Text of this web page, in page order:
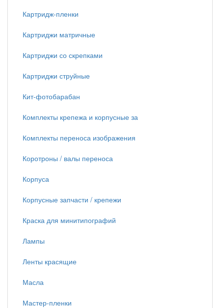
Картридж-пленки
Картриджи матричные
Картриджи со скрепками
Картриджи струйные
Кит-фотобарабан
Комплекты крепежа и корпусные за
Комплекты переноса изображения
Коротроны / валы переноса
Корпуса
Корпусные запчасти / крепежи
Краска для минитипографий
Лампы
Ленты красящие
Масла
Мастер-пленки